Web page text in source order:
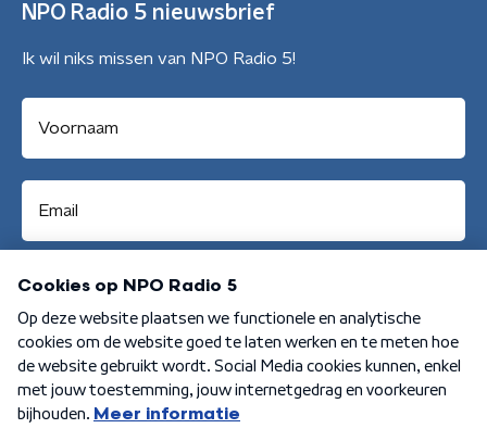
NPO Radio 5 nieuwsbrief
Ik wil niks missen van NPO Radio 5!
Aanmelden
Algemene voorwaarden